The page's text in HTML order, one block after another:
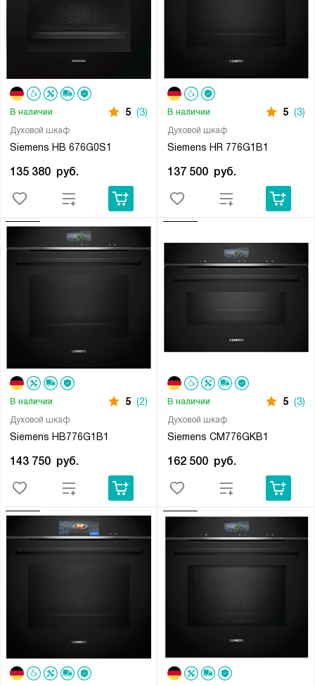
Духовой шкаф
Siemens HB 676G0S1
В наличии 5 (3)
135 380 руб.
Духовой шкаф
Siemens HR 776G1B1
В наличии 5 (3)
137 500 руб.
Духовой шкаф
Siemens HB776G1B1
В наличии 5 (2)
143 750 руб.
Духовой шкаф
Siemens CM776GKB1
В наличии 5 (3)
162 500 руб.